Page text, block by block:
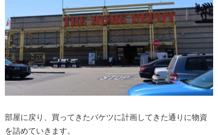
部屋に戻り、買ってきたバケツに計画してきた通りに物資
を詰めていきます。